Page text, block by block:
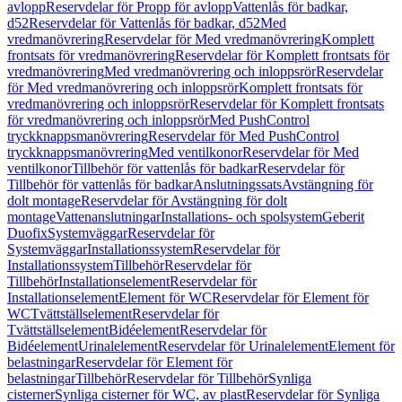
avloppReservdelar för Propp för avloppVattenlås för badkar,
d52Reservdelar för Vattenlås för badkar, d52Med
vredmanövreringReservdelar för Med vredmanövreringKomplett
frontsats för vredmanövreringReservdelar för Komplett frontsats för
vredmanövreringMed vredmanövrering och inloppsrörReservdelar
för Med vredmanövrering och inloppsrörKomplett frontsats för
vredmanövrering och inloppsrörReservdelar för Komplett frontsats
för vredmanövrering och inloppsrörMed PushControl
tryckknappsmanövreringReservdelar för Med PushControl
tryckknappsmanövreringMed ventilkonorReservdelar för Med
ventilkonorTillbehör för vattenlås för badkarReservdelar för
Tillbehör för vattenlås för badkarAnslutningssatsAvstängning för
dolt montageReservdelar för Avstängning för dolt
montageVattenanslutningarInstallations- och spolsystemGeberit
DuofixSystemväggarReservdelar för
SystemväggarInstallationssystemReservdelar för
InstallationssystemTillbehörReservdelar för
TillbehörInstallationselementReservdelar för
InstallationselementElement för WCReservdelar för Element för
WCTvättställselementReservdelar för
TvättställselementBidéelementReservdelar för
BidéelementUrinalelementReservdelar för UrinalelementElement för
belastningarReservdelar för Element för
belastningarTillbehörReservdelar för TillbehörSynliga
cisternerSynliga cisterner för WC, av plastReservdelar för Synliga